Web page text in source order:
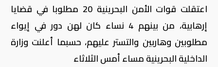
اعتقلت قوات الأمن البحرينية 20 مطلوبا في قضايا
إرهابية، من بينهم 4 نساء كان لهن دور في إيواء
مطلوبين وهاربين والتستر عليهم، حسبما أعلنت وزارة
الداخلية البحرينية مساء أمس الثلاثاء